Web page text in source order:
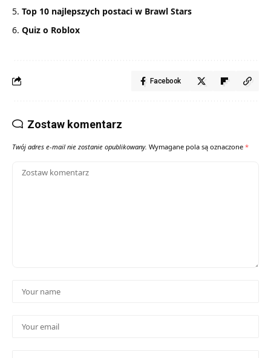
Top 10 najlepszych postaci w Brawl Stars
Quiz o Roblox
Facebook
Zostaw komentarz
Twój adres e-mail nie zostanie opublikowany. Wymagane pola są oznaczone *